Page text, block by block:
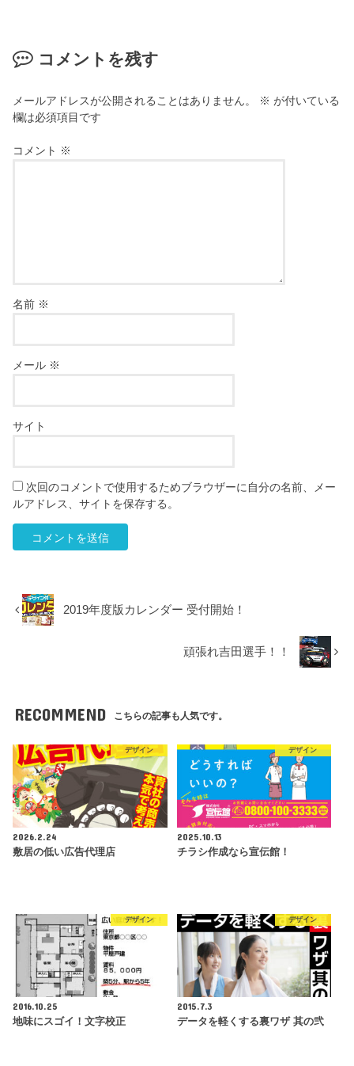
コメントを残す
メールアドレスが公開されることはありません。 ※ が付いている
欄は必須項目です
コメント ※
名前 ※
メール ※
サイト
次回のコメントで使用するためブラウザーに自分の名前、メー
ルアドレス、サイトを保存する。
2019年度版カレンダー 受付開始！
頑張れ吉田選手！！
RECOMMEND こちらの記事も人気です。
デザイン
2026.2.24
敷居の低い広告代理店
デザイン
2025.10.13
チラシ作成なら宣伝館！
デザイン
2016.10.25
地味にスゴイ！文字校正
デザイン
2015.7.3
データを軽くする裏ワザ 其の弐